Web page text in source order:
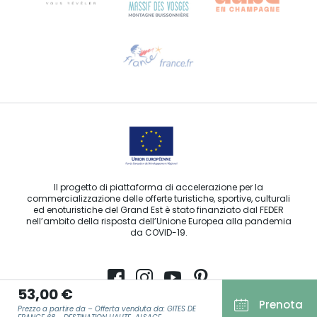
53,00 €
Prezzo a partire da – Offerta venduta da: GITES DE Prenota
Contattaci per e-mail
Il progetto di piattaforma di accelerazione per la
commercializzazione delle offerte turistiche, sportive, culturali
ed enoturistiche del Grand Est è stato finanziato dal FEDER
nell’ambito della risposta dell’Unione Europea alla pandemia
da COVID-19.
Agence Régionale du Tourisme Grand Est ©2026 - Tutti i diritti